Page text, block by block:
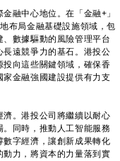
融中心地位。在「金融+」
布局金融基礎設施領域，包
數據驅動的風險管理平台
遠競爭力的基石。港投公
向這些關鍵領域，確保香
金融強國建設提供有力支
。港投公司將繼續以耐心
同時，推動人工智能服務
字經濟，讓創新成果轉化
力，將資本的力量落到實